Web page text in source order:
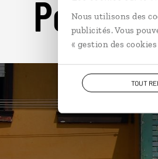
Nous utilisons des
publicités. Vous
« gestion des cookies
TOUT
Pour